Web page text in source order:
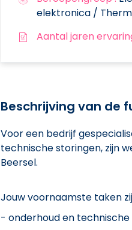
elektronica /
Aantal jaren
Beschrijving van de
Voor een bedrijf
technische storingen, zijn
Beersel.
Jouw voornaamste taken
- onderhoud en